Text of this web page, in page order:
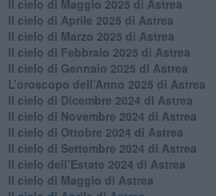
​Il cielo di Maggio 2025 di Astrea
​Il cielo di Aprile 2025 di Astrea
Il cielo di Marzo 2025 di Astrea
​Il cielo di Febbraio 2025 di Astrea
Il cielo di Gennaio 2025 di Astrea
​L’oroscopo dell’Anno 2025 di Astrea
​Il cielo di Dicembre 2024 di Astrea
Il cielo di Novembre 2024 di Astrea
​Il cielo di Ottobre 2024 di Astrea
​Il cielo di Settembre 2024 di Astrea
Il cielo dell’Estate 2024 di Astrea
Il cielo di Maggio di Astrea